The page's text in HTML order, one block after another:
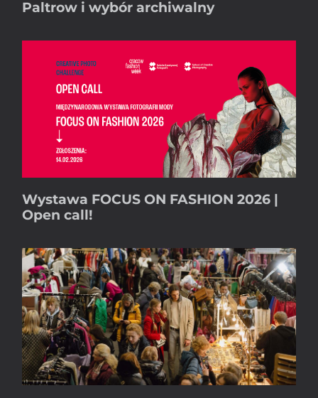
Paltrow i wybór archiwalny
Wystawa FOCUS ON FASHION 2026 |
Open call!